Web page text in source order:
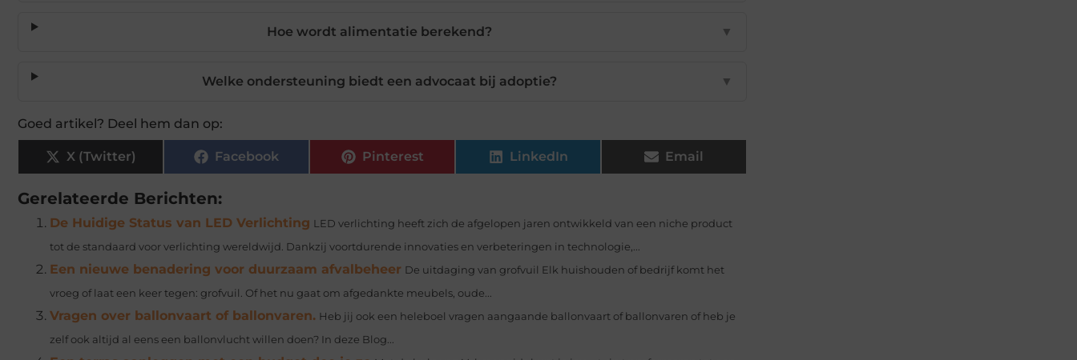
Hoe wordt alimentatie berekend? ▼
Welke ondersteuning biedt een advocaat bij adoptie? ▼
Goed artikel? Deel hem dan op:
X (Twitter) Facebook Pinterest LinkedIn Email
Gerelateerde Berichten:
De Huidige Status van LED Verlichting LED verlichting heeft zich de afgelopen jaren ontwikkeld van een niche product
tot de standaard voor verlichting wereldwijd. Dankzij voortdurende innovaties en verbeteringen in technologie,...
Een nieuwe benadering voor duurzaam afvalbeheer De uitdaging van grofvuil Elk huishouden of bedrijf komt het
vroeg of laat een keer tegen: grofvuil. Of het nu gaat om afgedankte meubels, oude...
Vragen over ballonvaart of ballonvaren. Heb jij ook een heleboel vragen aangaande ballonvaart of ballonvaren of heb je
zelf ook altijd al eens een ballonvlucht willen doen? In deze Blog...